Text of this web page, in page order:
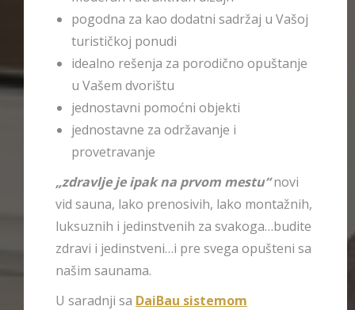
pogodna za kao dodatni sadržaj u Vašoj
turističkoj ponudi
idealno rešenja za porodično opuštanje
u Vašem dvorištu
jednostavni pomoćni objekti
jednostavne za održavanje i
provetravanje
„zdravlje je ipak na prvom mestu“novi
vid sauna, lako prenosivih, lako montažnih,
luksuznih i jedinstvenih za svakoga…budite
zdravi i jedinstveni…i pre svega opušteni sa
našim saunama.
U saradnji sa DaiBau sistemom